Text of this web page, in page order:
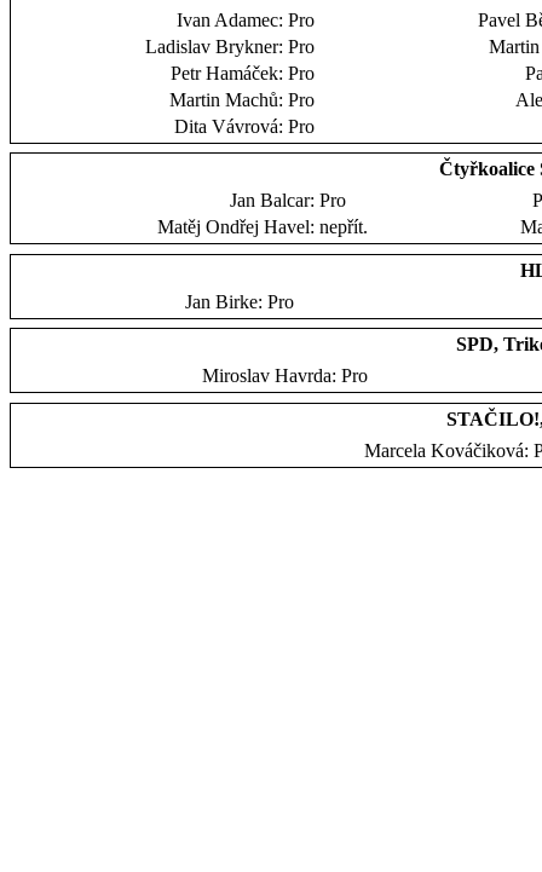
Ivan Adamec: Pro
Pavel
Ladislav Brykner: Pro
Petr Hamáček: Pro
Martin Machů: Pro
Dita Vávrová: Pro
Čtyřkoalice
Jan Balcar: Pro
Matěj Ondřej Havel: nepřít.
Jan Birke: Pro
SPD,
Miroslav Havrda: Pro
Marcela Kováčiková: